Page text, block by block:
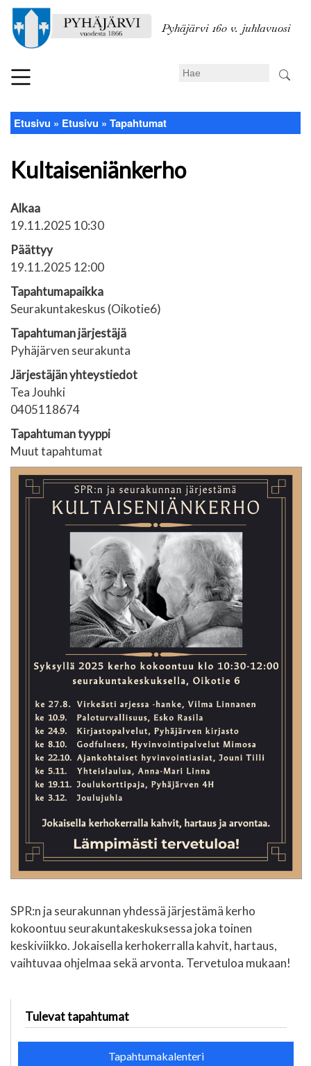
pääsisältöön
Pyhäjärvi 160 v. juhlavuosi
Search
Murupolku
Etusivu Etusivu Tapahtumat
Kultaiseniänkerho
Alkaa
19.11.2025 10:30
Päättyy
19.11.2025 12:00
Tapahtumapaikka
Seurakuntakeskus (Oikotie6)
Tapahtuman järjestäjä
Pyhäjärven seurakunta
Järjestäjän yhteystiedot
Tea Jouhki
0405118674
Tapahtuman tyyppi
Muut tapahtumat
SPR:n ja seurakunnan yhdessä järjestämä kerho
kokoontuu seurakuntakeskuksessa joka toinen
keskiviikko. Jokaisella kerhokerralla kahvit, hartaus,
vaihtuvaa ohjelmaa sekä arvonta. Tervetuloa mukaan!
Tulevat tapahtumat
Tapahtumakalenteri